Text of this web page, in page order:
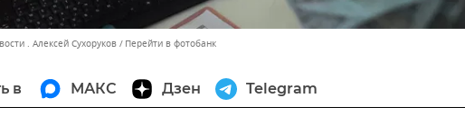
. Алексей Сухоруков Перейти в фотобанк
в МАКС Дзен Telegram